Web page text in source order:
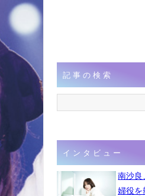
記事の検索
インタビュー
南沙良
婦役